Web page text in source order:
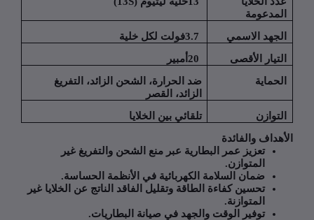
الاسمي 3.7
فولت لكل خلية
الأقصى
20
ضد الحرارة، الشحن الزائد، التفريغ
الزائد، القصر
تلقائي بين الخلايا
والفائدة
تعزيز عمر البطارية عبر منع الشحن والتفريغ غير
.
ضمان السلامة الكهربائية في الأنظمة الحساسة.
تحسين كفاءة الطاقة وتقليل الفاقد الناتج عن الخلايا غير
المتوازنة.
توفير الوقت والجهد في صيانة البطاريات.